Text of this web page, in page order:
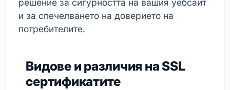
решение за сигурността на вашия уебсайт
и за спечелването на доверието на
потребителите.
Видове и различия на SSL
сертификатите